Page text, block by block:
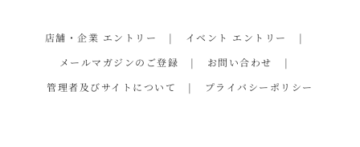
店舗・企業 エントリー
イベント エントリー
メールマガジンのご登録
お問い合わせ
管理者及びサイトについて
プライバシーポリシー